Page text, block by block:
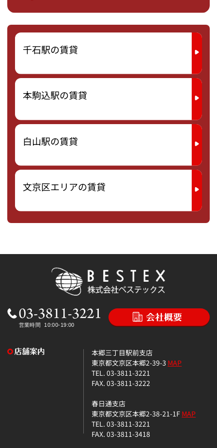
千石駅の賃貸
本駒込駅の賃貸
白山駅の賃貸
文京区エリアの賃貸
本郷三丁目駅前支店
東京都文京区本郷2-39-3 MAP
TEL. 03-3811-3221
FAX. 03-3811-3222
春日通支店
東京都文京区本郷2-38-21-1FMAP
TEL. 03-3811-3221
FAX. 03-3811-3418